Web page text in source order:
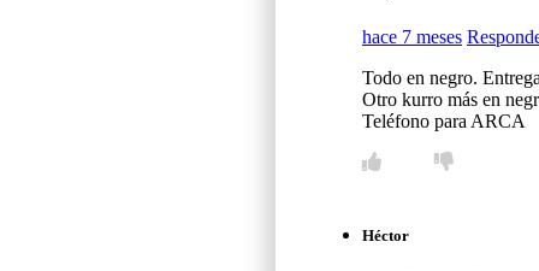
hace 7 meses
Todo en negro.
Otro kurro más en
Teléfono para ARCA
Héctor